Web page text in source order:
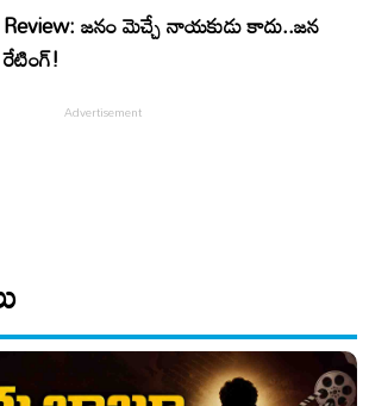
Review: జనం మెచ్చే నాయకుడు కాదు..జన